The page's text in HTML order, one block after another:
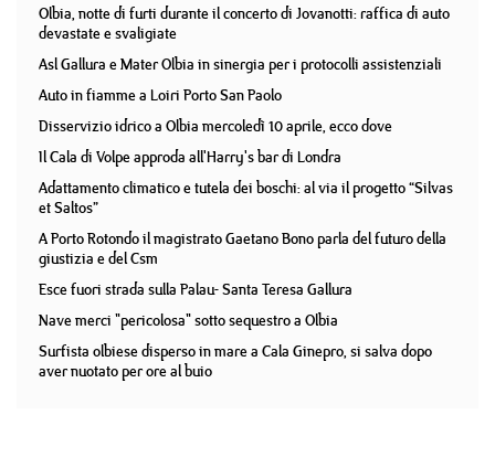
Olbia, notte di furti durante il concerto di Jovanotti: raffica di auto
devastate e svaligiate
Asl Gallura e Mater Olbia in sinergia per i protocolli assistenziali
Auto in fiamme a Loiri Porto San Paolo
Disservizio idrico a Olbia mercoledì 10 aprile, ecco dove
Il Cala di Volpe approda all'Harry's bar di Londra
Adattamento climatico e tutela dei boschi: al via il progetto “Silvas
et Saltos”
A Porto Rotondo il magistrato Gaetano Bono parla del futuro della
giustizia e del Csm
Esce fuori strada sulla Palau- Santa Teresa Gallura
Nave merci "pericolosa" sotto sequestro a Olbia
Surfista olbiese disperso in mare a Cala Ginepro, si salva dopo
aver nuotato per ore al buio